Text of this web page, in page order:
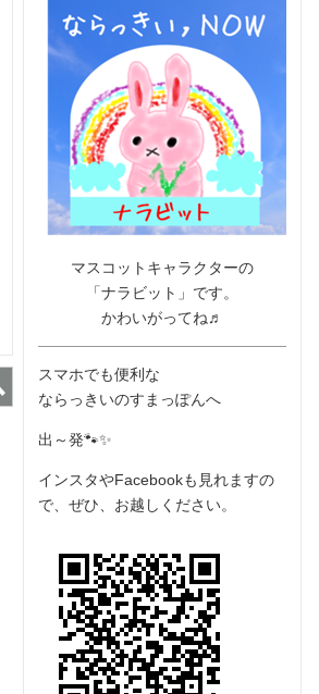
マスコットキャラクターの
「ナラビット」です。
かわいがってね♬
スマホでも便利な
ならっきいのすまっぽんへ
出～発🐾✨
インスタやFacebookも見れますの
で、ぜひ、お越しください。